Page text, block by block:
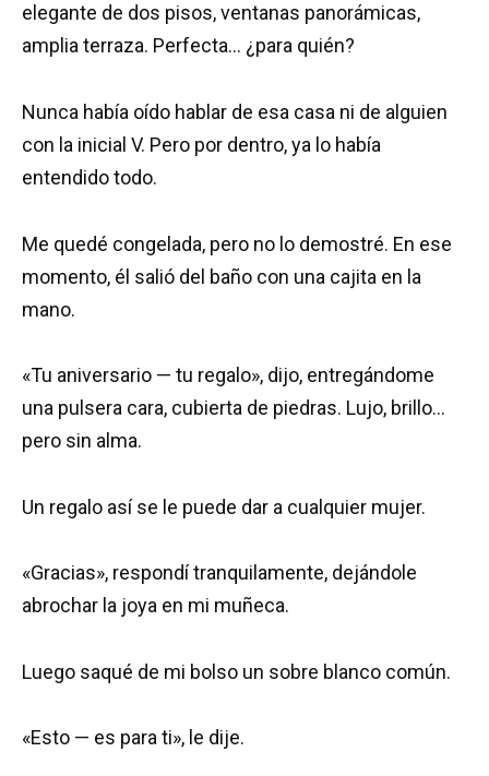
elegante de dos pisos, ventanas panorámicas,
amplia terraza. Perfecta… ¿para quién?
Nunca había oído hablar de esa casa ni de alguien
con la inicial V. Pero por dentro, ya lo había
entendido todo.
Me quedé congelada, pero no lo demostré. En ese
momento, él salió del baño con una cajita en la
mano.
«Tu aniversario — tu regalo», dijo, entregándome
una pulsera cara, cubierta de piedras. Lujo, brillo…
pero sin alma.
Un regalo así se le puede dar a cualquier mujer.
«Gracias», respondí tranquilamente, dejándole
abrochar la joya en mi muñeca.
Luego saqué de mi bolso un sobre blanco común.
«Esto — es para ti», le dije.